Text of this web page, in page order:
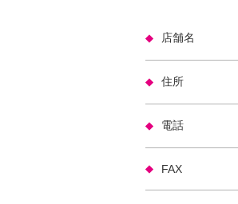
店舗名
住所
電話
FAX